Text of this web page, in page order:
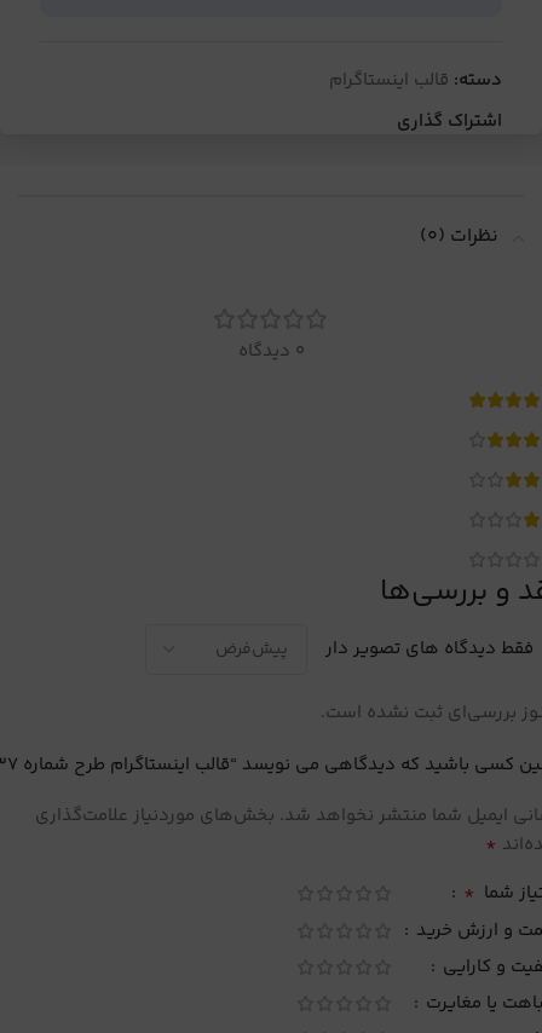
دسته: قالب اینستاگرام
اشتراک گذاری
نظرات (0)
0 دیدگاه
و بررسی‌ها
فقط دیدگاه های تصویر دار
بررسی‌ای ثبت نشده است.
کسی باشید که دیدگاهی می نویسد “قالب اینستاگرام طرح شماره 37”
ایمیل شما منتشر نخواهد شد. بخش‌های موردنیاز علامت‌گذاری
*
شما *
و ارزش خرید
و کارایی
یا مغایرت